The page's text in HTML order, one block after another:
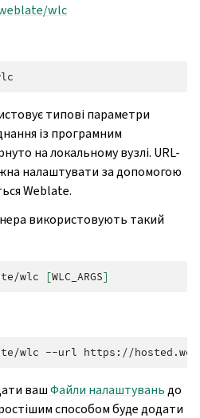
wlc
типові параметри
із програмним
на локальному вузлі. URL-
налаштувати за допомогою
Weblate.
використовують такий
wlc [WLC_ARGS]
wlc --url https://
вашФайли налаштуваньдо
способом буде додати